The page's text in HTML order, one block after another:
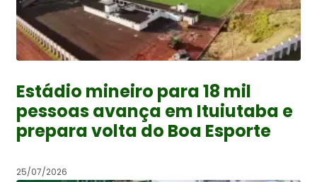
Estádio mineiro para 18 mil
pessoas avança em Ituiutaba e
prepara volta do Boa Esporte
25/07/2026